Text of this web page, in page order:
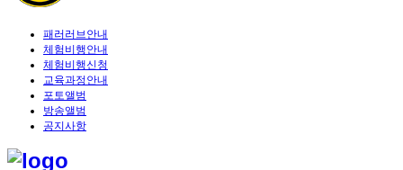
패러러브안내
체험비행안내
체험비행신청
교육과정안내
포토앨범
방송앨범
공지사항